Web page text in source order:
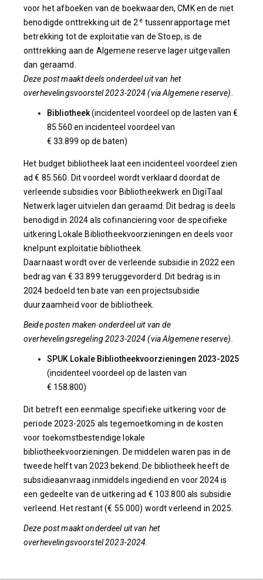
voor het afboeken van de boekwaarden, CMK en de niet
benodigde onttrekking uit de 2 e tussenrapportage met
betrekking tot de exploitatie van de Stoep, is de
onttrekking aan de Algemene reserve lager uitgevallen
dan geraamd.
Deze post maakt deels onderdeel uit van het
overhevelingsvoorstel 2023-2024 (via Algemene reserve).
Bibliotheek(incidenteel voordeel op de lasten van €
85.560 en incidenteel voordeel van
€ 33.899 op de baten)
Het budget bibliotheek laat een incidenteel voordeel zien
ad € 85.560. Dit voordeel wordt verklaard doordat de
verleende subsidies voor Bibliotheekwerk en DigiTaal
Netwerk lager uitvielen dan geraamd. Dit bedrag is deels
benodigd in 2024 als cofinanciering voor de specifieke
uitkering Lokale Bibliotheekvoorzieningen en deels voor
knelpunt exploitatie bibliotheek.
Daarnaast wordt over de verleende subsidie in 2022 een
bedrag van € 33.899 teruggevorderd. Dit bedrag is in
2024 bedoeld ten bate van een projectsubsidie
duurzaamheid voor de bibliotheek.
Beide posten maken onderdeel uit van de
overhevelingsregeling 2023-2024 (via Algemene reserve).
SPUK Lokale Bibliotheekvoorzieningen 2023-2025
(incidenteel voordeel op de lasten van
€ 158.800)
Dit betreft een eenmalige specifieke uitkering voor de
periode 2023-2025 als tegemoetkoming in de kosten
voor toekomstbestendige lokale
bibliotheekvoorzieningen. De middelen waren pas in de
tweede helft van 2023 bekend. De bibliotheek heeft de
subsidieaanvraag inmiddels ingediend en voor 2024 is
een gedeelte van de uitkering ad € 103.800 als subsidie
verleend. Het restant (€ 55.000) wordt verleend in 2025.
Deze post maakt onderdeel uit van het
overhevelingsvoorstel 2023-2024.